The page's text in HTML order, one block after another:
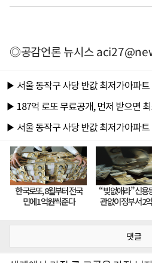
◎공감언론 뉴시스
댓글